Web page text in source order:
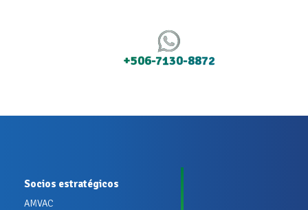
+506-7130-8872
Socios estratégicos
AMVAC